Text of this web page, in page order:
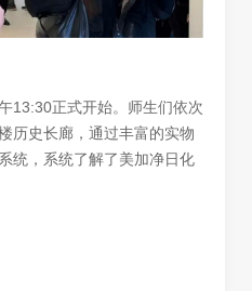
13:30正式开始。师生们依次
历史长廊，通过丰富的实物
统，系统了解了美加净日化